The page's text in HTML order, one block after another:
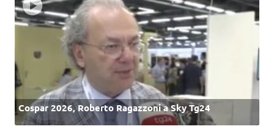
Cospar 2026, Roberto Ragazzoni a Sky Tg24